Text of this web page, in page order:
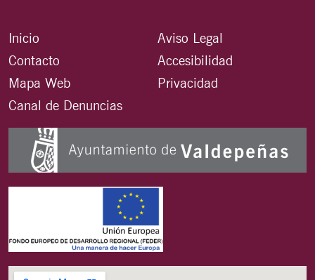
Inicio
Contacto
Mapa Web
Canal de Denuncias
Aviso Legal
Accesibilidad
Privacidad